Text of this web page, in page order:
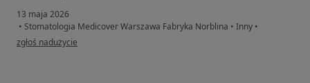
13 maja 2026
• Stomatologia Medicover Warszawa Fabryka Norblina • Inny •
w opinii użytkownika Sonia
zgłoś nadużycie